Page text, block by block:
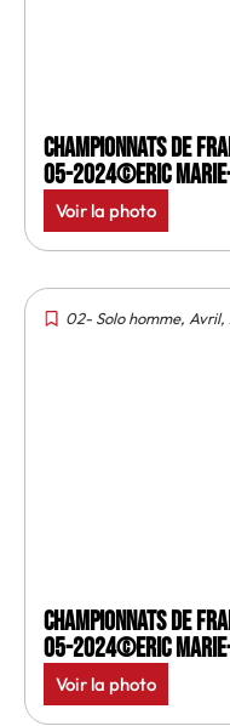
Championnats de
05-2024©Eric
Voir la photo
02- Solo homme, Avril,
Championnats de
05-2024©Eric
Voir la photo